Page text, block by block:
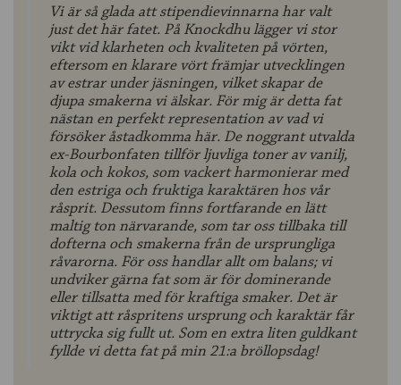
Vi är så glada att stipendievinnarna har valt
just det här fatet. På Knockdhu lägger vi stor
vikt vid klarheten och kvaliteten på vörten,
eftersom en klarare vört främjar utvecklingen
av estrar under jäsningen, vilket skapar de
djupa smakerna vi älskar. För mig är detta fat
nästan en perfekt representation av vad vi
försöker åstadkomma här. De noggrant utvalda
ex-Bourbonfaten tillför ljuvliga toner av vanilj,
kola och kokos, som vackert harmonierar med
den estriga och fruktiga karaktären hos vår
råsprit. Dessutom finns fortfarande en lätt
maltig ton närvarande, som tar oss tillbaka till
dofterna och smakerna från de ursprungliga
råvarorna. För oss handlar allt om balans; vi
undviker gärna fat som är för dominerande
eller tillsatta med för kraftiga smaker. Det är
viktigt att råspritens ursprung och karaktär får
uttrycka sig fullt ut. Som en extra liten guldkant
fyllde vi detta fat på min 21:a bröllopsdag!